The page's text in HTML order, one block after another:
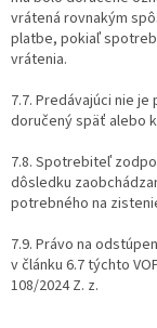
vrátená rovnakým
platbe, pokiaľ
vrátenia.
7.7. Predávajúci nie
doručený späť alebo
7.8. Spotrebiteľ
dôsledku
potrebného na
7.9. Právo na
v článku 6.7 týchto
108/2024 Z. z.